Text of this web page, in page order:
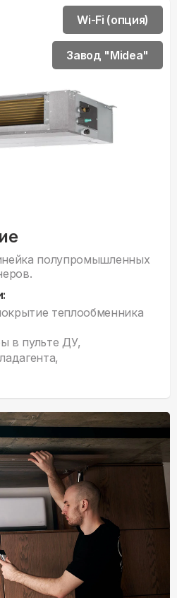
полупромышленных
теплообменника
в пульте ДУ,
Wi-Fi (опция)
Завод "Midea"